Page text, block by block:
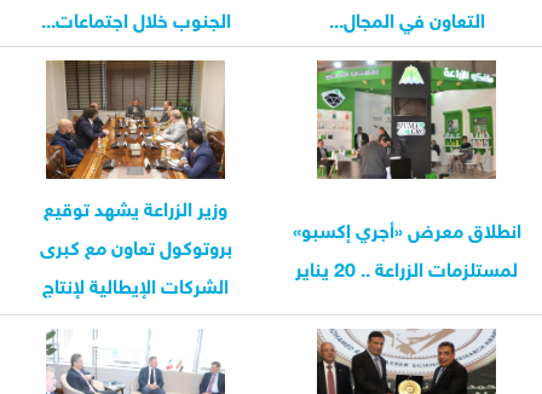
التعاون في المجال...
الجنوب خلال اجتماعات...
انطلاق معرض «أجري إكسبو»
لمستلزمات الزراعة .. 20 يناير
وزير الزراعة يشهد توقيع
بروتوكول تعاون مع كبرى
الشركات الإيطالية لإنتاج
تقاوي...